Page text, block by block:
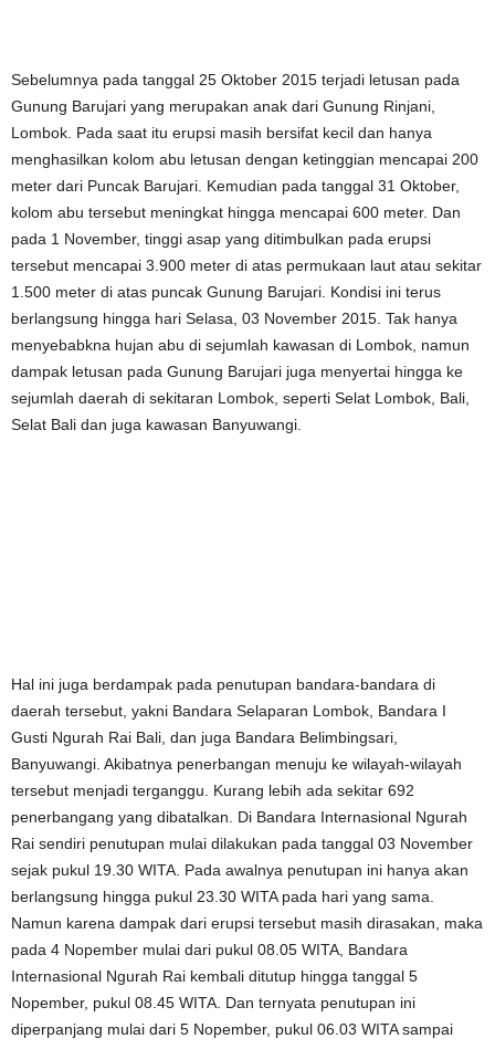
Sebelumnya pada tanggal 25 Oktober 2015 terjadi letusan pada
Gunung Barujari yang merupakan anak dari Gunung Rinjani,
Lombok. Pada saat itu erupsi masih bersifat kecil dan hanya
menghasilkan kolom abu letusan dengan ketinggian mencapai 200
meter dari Puncak Barujari. Kemudian pada tanggal 31 Oktober,
kolom abu tersebut meningkat hingga mencapai 600 meter. Dan
pada 1 November, tinggi asap yang ditimbulkan pada erupsi
tersebut mencapai 3.900 meter di atas permukaan laut atau sekitar
1.500 meter di atas puncak Gunung Barujari. Kondisi ini terus
berlangsung hingga hari Selasa, 03 November 2015. Tak hanya
menyebabkna hujan abu di sejumlah kawasan di Lombok, namun
dampak letusan pada Gunung Barujari juga menyertai hingga ke
sejumlah daerah di sekitaran Lombok, seperti Selat Lombok, Bali,
Selat Bali dan juga kawasan Banyuwangi.
Hal ini juga berdampak pada penutupan bandara-bandara di
daerah tersebut, yakni Bandara Selaparan Lombok, Bandara I
Gusti Ngurah Rai Bali, dan juga Bandara Belimbingsari,
Banyuwangi. Akibatnya penerbangan menuju ke wilayah-wilayah
tersebut menjadi terganggu. Kurang lebih ada sekitar 692
penerbangang yang dibatalkan. Di Bandara Internasional Ngurah
Rai sendiri penutupan mulai dilakukan pada tanggal 03 November
sejak pukul 19.30 WITA. Pada awalnya penutupan ini hanya akan
berlangsung hingga pukul 23.30 WITA pada hari yang sama.
Namun karena dampak dari erupsi tersebut masih dirasakan, maka
pada 4 Nopember mulai dari pukul 08.05 WITA, Bandara
Internasional Ngurah Rai kembali ditutup hingga tanggal 5
Nopember, pukul 08.45 WITA. Dan ternyata penutupan ini
diperpanjang mulai dari 5 Nopember, pukul 06.03 WITA sampai